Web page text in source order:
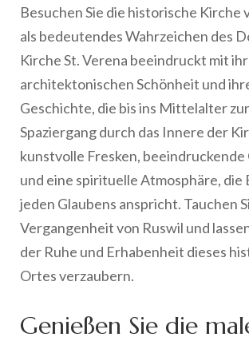
Besuchen Sie die historische Kirche
als bedeutendes Wahrzeichen des
Kirche St. Verena beeindruckt mit
architektonischen Schönheit und
Geschichte, die bis ins Mittelalter
Spaziergang durch das Innere der
kunstvolle Fresken, beeindruckende
und eine spirituelle Atmosphäre, die
jeden Glaubens anspricht. Tauchen
Vergangenheit von Ruswil und
der Ruhe und Erhabenheit dieses
Ortes verzaubern.
Genießen Sie die